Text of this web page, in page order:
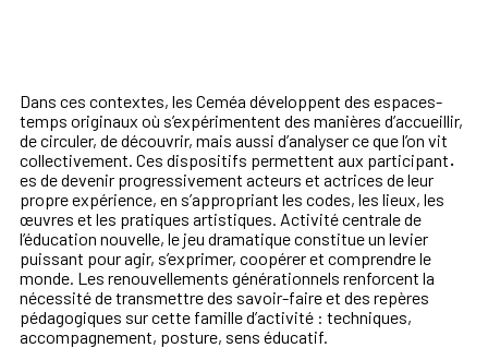
Dans ces contextes, les Ceméa développent des espaces-
temps originaux où s’expérimentent des manières d’accueillir,
de circuler, de découvrir, mais aussi d’analyser ce que l’on vit
collectivement. Ces dispositifs permettent aux participant·
es de devenir progressivement acteurs et actrices de leur
propre expérience, en s’appropriant les codes, les lieux, les
œuvres et les pratiques artistiques. Activité centrale de
l’éducation nouvelle, le jeu dramatique constitue un levier
puissant pour agir, s’exprimer, coopérer et comprendre le
monde. Les renouvellements générationnels renforcent la
nécessité de transmettre des savoir-faire et des repères
pédagogiques sur cette famille d’activité : techniques,
accompagnement, posture, sens éducatif.